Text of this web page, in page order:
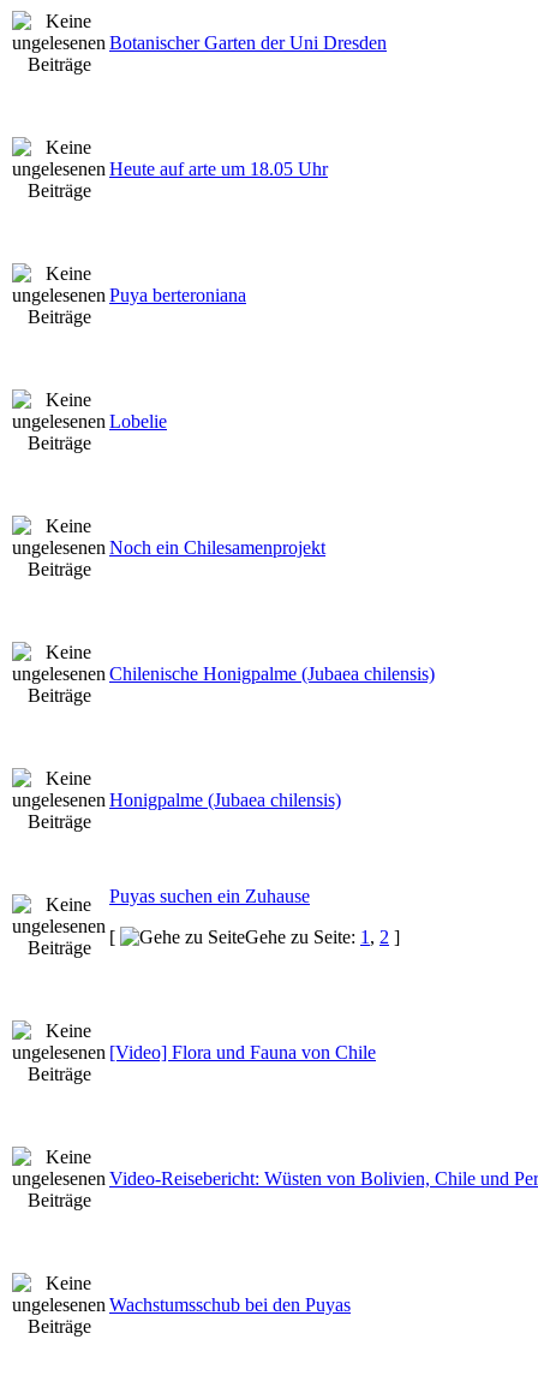
Botanischer Garten der Uni Dresden
Heute auf arte um 18.05 Uhr
Puya berteroniana
Lobelie
Noch ein Chilesamenprojekt
Chilenische Honigpalme (Jubaea chilensis)
Honigpalme (Jubaea chilensis)
Puyas suchen ein Zuhause
[
Gehe zu Seite: 1 , 2 ]
[Video] Flora und Fauna von Chile
Video-Reisebericht: Wüsten von Bolivien, Chile und
Wachstumsschub bei den Puyas